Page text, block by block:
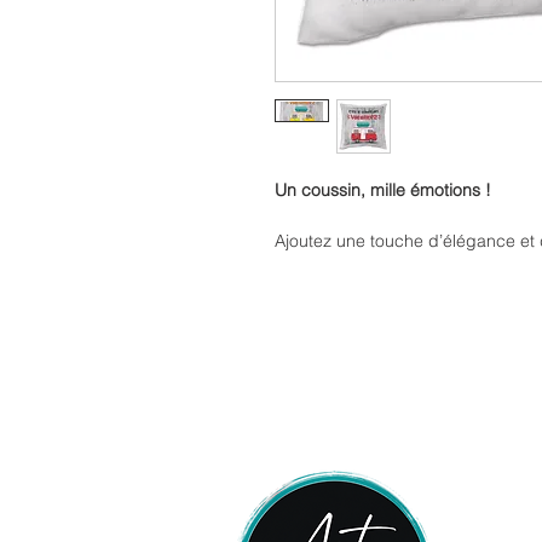
Un coussin, mille émotions !
Ajoutez une touche d’élégance
Tous les visuels, designs, textes
exclusive de Imprimerie